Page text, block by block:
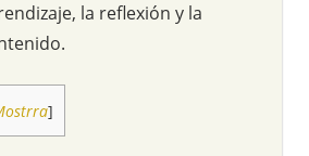
la reflexión y la
]